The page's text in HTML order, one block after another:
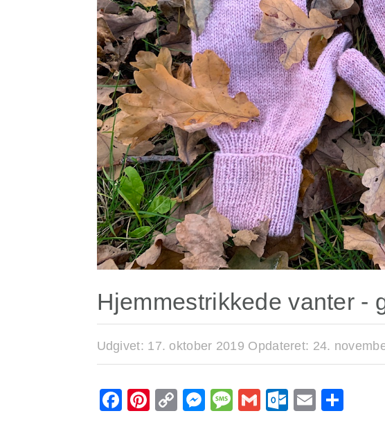
Hjemmestrikkede vanter -
Udgivet: 17. oktober 2019 Opdateret: 24.
Facebook
Pinterest
CopyMessenger
Message
Gmail Email